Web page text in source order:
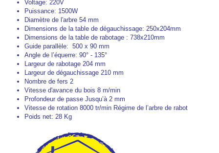
Voltage: 220V
Puissance: 1500W
Diamètre de l'arbre 54 mm
Dimensions de la table de dégauchissage: 250x204mm
Dimensions de la table de rabotage : 738x210mm
Guide parallèle: 500 x 90 mm
Angle de l’équerre: 90° - 135°
Largeur de rabotage 204 mm
Largeur de dégauchissage 210 mm
Nombre de fers 2
Vitesse d'avance du bois 8 m/min
Profondeur de passe Jusqu’à 2 mm
Vitesse de rotation 8000 tr/min Régime de l’arbre de rabot
Poids net: 28 Kg